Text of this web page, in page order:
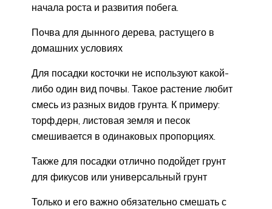
начала роста и развития побега.
Почва для дынного дерева, растущего в
домашних условиях
Для посадки косточки не используют какой-
либо один вид почвы. Такое растение любит
смесь из разных видов грунта. К примеру:
торф,дерн, листовая земля и песок
смешивается в одинаковых пропорциях.
Также для посадки отлично подойдет грунт
для фикусов или универсальный грунт
Только и его важно обязательно смешать с